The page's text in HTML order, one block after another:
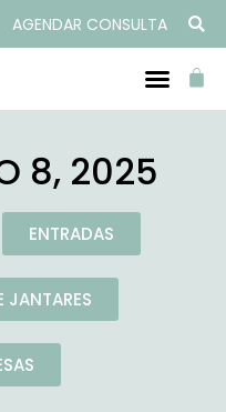
AGENDAR CONSULTA
8, 2025
ENTRADAS
JANTARES